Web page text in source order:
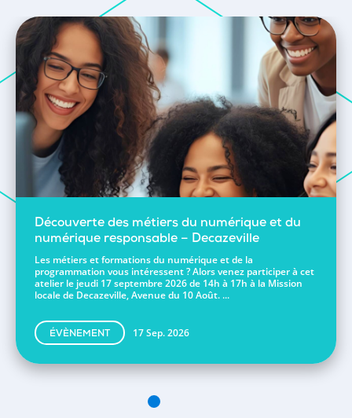
Découverte des métiers du numérique et du
numérique responsable – Decazeville
Les métiers et formations du numérique et de la
programmation vous intéressent ? Alors venez participer à cet
atelier le jeudi 17 septembre 2026 de 14h à 17h à la Mission
locale de Decazeville, Avenue du 10 Août. ...
ÉVÈNEMENT 17 Sep. 2026